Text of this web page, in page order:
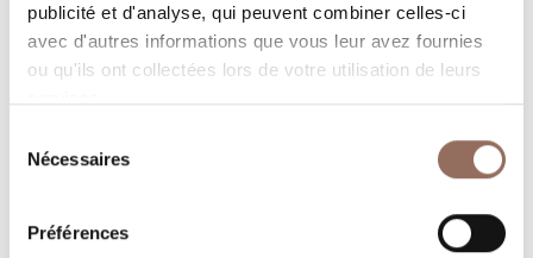
publicité et d'analyse, qui peuvent combiner celles-ci
avec d'autres informations que vous leur avez fournies
ou qu'ils ont collectées lors de votre utilisation de leurs
Nécessaires
Préférences
dans chaque coin de Langhe Monferrato Roero, tout en
gardant un œil sur la météo en temps réel